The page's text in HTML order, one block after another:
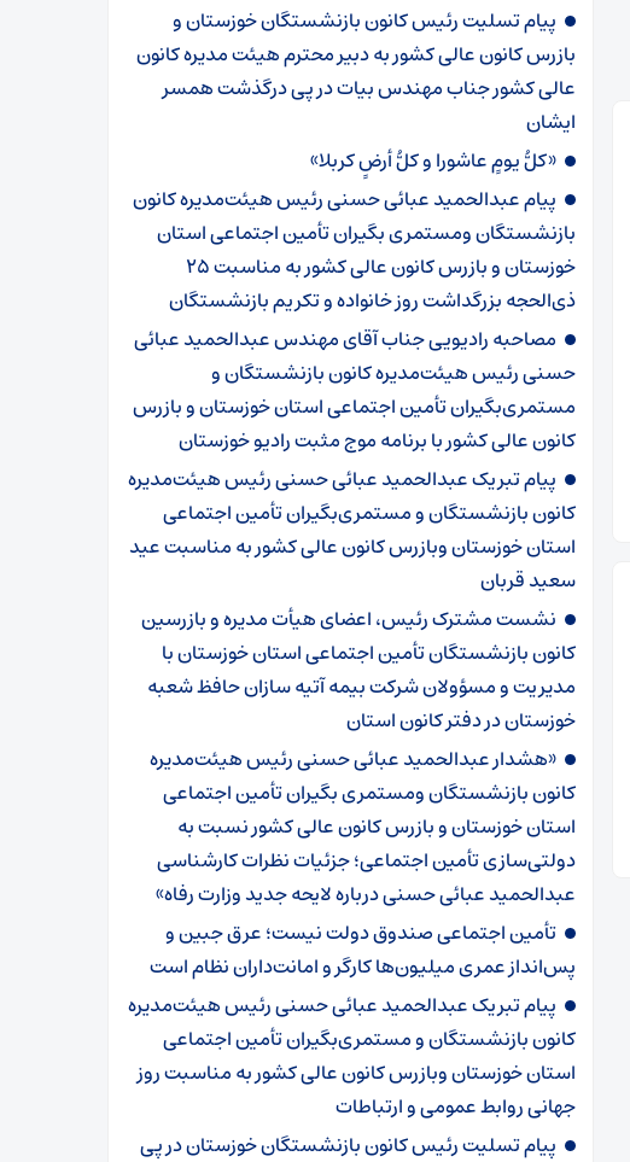
پیام تسلیت رئیس کانون بازنشستگان خوزستان و
بازرس کانون عالی کشور به دبیر محترم هیئت مدیره کانون
عالی کشور جناب مهندس بیات در پی درگذشت همسر
ایشان
«کلُّ یومٍ عاشورا و کلُّ أرضٍ کربلا»
پیام عبدالحمید عبائی حسنی رئیس هیئت‌مدیره کانون
بازنشستگان ومستمری بگیران تأمین اجتماعی استان
خوزستان و بازرس کانون عالی کشور به مناسبت ۲۵
ذی‌الحجه بزرگداشت روز خانواده و تکریم بازنشستگان
مصاحبه رادیویی جناب آقای مهندس عبدالحمید عبائی
حسنی رئیس هیئت‌مدیره کانون بازنشستگان و
مستمری‌بگیران تأمین اجتماعی استان خوزستان و بازرس
کانون عالی کشور با برنامه موج مثبت رادیو خوزستان
پیام تبریک عبدالحمید عبائی حسنی رئیس هیئت‌مدیره
کانون بازنشستگان و مستمری‌بگیران تأمین اجتماعی
استان خوزستان وبازرس کانون عالی کشور به مناسبت عید
سعید قربان
نشست مشترک رئیس، اعضای هیأت مدیره و بازرسین
کانون بازنشستگان تأمین اجتماعی استان خوزستان با
مدیریت و مسؤولان شرکت بیمه آتیه سازان حافظ شعبه
خوزستان در دفتر کانون استان
«هشدار عبدالحمید عبائی حسنی رئیس هیئت‌مدیره
کانون بازنشستگان ومستمری بگیران تأمین اجتماعی
استان خوزستان و بازرس کانون عالی کشور نسبت به
دولتی‌سازی تأمین اجتماعی؛ جزئیات نظرات کارشناسی
عبدالحمید عبائی حسنی درباره لایحه جدید وزارت رفاه»
تأمین اجتماعی صندوق دولت نیست؛ عرق جبین و
پس‌انداز عمری میلیون‌ها کارگر و امانت‌داران نظام است
پیام تبریک عبدالحمید عبائی حسنی رئیس هیئت‌مدیره
کانون بازنشستگان و مستمری‌بگیران تأمین اجتماعی
استان خوزستان وبازرس کانون عالی کشور به مناسبت روز
جهانی روابط عمومی و ارتباطات
پیام تسلیت رئیس کانون بازنشستگان خوزستان در پی